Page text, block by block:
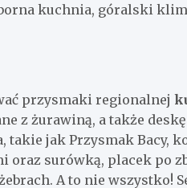
kuchnia, góralski
przysmaki regionalnej
z żurawiną, a także
takie jak Przysmak Bacy,
surówką, placek po
A to nie wszystko!